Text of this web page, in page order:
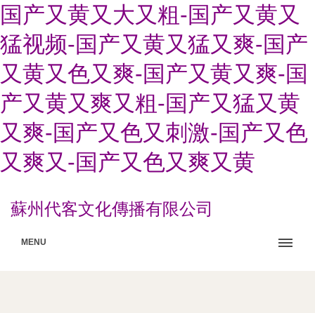
国产又黄又大又粗-国产又黄又
猛视频-国产又黄又猛又爽-国产
又黄又色又爽-国产又黄又爽-国
产又黄又爽又粗-国产又猛又黄
又爽-国产又色又刺激-国产又色
又爽又-国产又色又爽又黄
蘇州代客文化傳播有限公司
MENU